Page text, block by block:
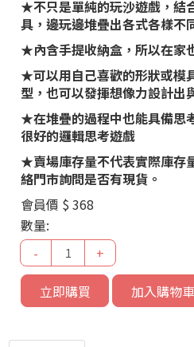
★不只是單純的玩沙遊戲，結
具，邊玩邊堆疊出各式各樣不
★內含手提收納盒，所以在家
★可以用自己喜歡的形狀或模
型，也可以發揮想像力設計出
★在堆疊的過程中也能具備思
很好的邏輯思考遊戲
★賣場庫存量不代表實際庫存
絡門市詢問是否有現貨。
會員價 $ 368
數量:
-
+
立即購買
加入購物車